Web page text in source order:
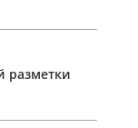
разметки